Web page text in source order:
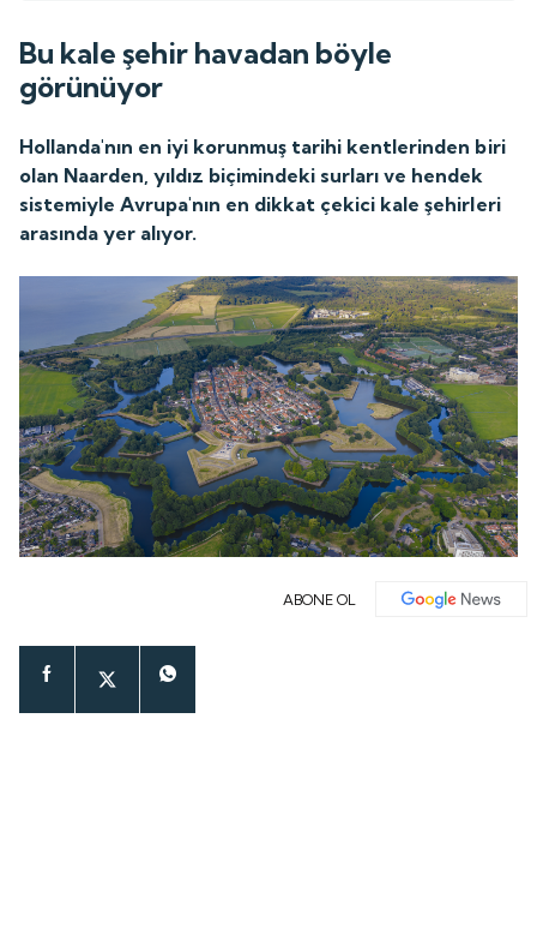
Bu kale şehir havadan böyle
görünüyor
Hollanda'nın en iyi korunmuş tarihi kentlerinden biri
olan Naarden, yıldız biçimindeki surları ve hendek
sistemiyle Avrupa'nın en dikkat çekici kale şehirleri
arasında yer alıyor.
ABONE OL